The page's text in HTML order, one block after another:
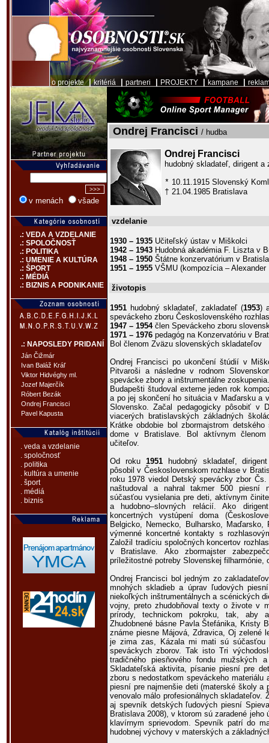
o projekte|kritériá partneri PROJEKTY kampane
v menách všade
.: VEDA A VZDELANIE
.: SPOLOČNOSŤ
.: POLITIKA
.: UMENIE A KULTÚRA
.: ŠPORT
.: MÉDIÁ
.: BIZNIS A PODNIKANIE
.: NAPOSLEDY PRIDANÍ
Ján Čižmár
Ivan Baláž Kráľ
Viktor Hidvéghy ml.
Jozef Majerčík
Róbert Bezák
Ondrej Francisci
Pavel Kapusta
. veda a vzdelanie
. spoločnosť
. politika
. kultúra a umenie
. šport
. médiá
. biznis
Ondrej Francisci / hudba
Ondrej Francisci
hudobný skladateľ, dirigent a
* 10.11.1915 Slovenský
† 21.04.1985 Bratislava
vzdelanie
1930 – 1935 Učiteľský ústav v Miškolci
1942 – 1943 Hudobná akadémia F. Liszta v
1948 – 1950 Štátne konzervatórium v
1951 – 1955 VŠMU (kompozícia – Alexander
životopis
1951 hudobný skladateľ, zakladateľ (1953)
speváckeho zboru Československého
1947 – 1954člen Speváckeho zboru
1971 – 1976 pedagóg na Konzervatóriu v
Bol členom Zväzu slovenských skladateľov
Ondrej Francisci po ukončení štúdií v
Pitvaroši a následne v rodnom
spevácke zbory a inštrumentálne
Budapešti študoval externe jeden rok
a po jej skončení ho situácia v Maďarsku a
Slovensko. Začal pedagogicky pôsobiť v
viacerých bratislavských základných
Krátke obdobie bol zbormajstrom
dome v Bratislave. Bol aktívnym členom
učiteľov.
Od roku 1951hudobný skladateľ,
pôsobil v Československom rozhlase v
roku 1978 viedol Detský spevácky zbor
naštudoval a nahral takmer 500 piesní
súčasťou vysielania pre deti, aktívnym
a hudobno–slovných relácií. Ako
koncertných vystúpení doma
Belgicko, Nemecko, Bulharsko,
výmenné koncertné kontakty s
Založil tradíciu spoločných koncertov
v Bratislave. Ako zbormajster
príležitostné potreby Slovenskej filharmónie,
Ondrej Francisci bol jedným zo
mnohých skladieb a úprav ľudových
niekoľkých inštrumentálnych a scénických
vojny, preto zhudobňoval texty o živote v
prírody, technickom pokroku, tak, aby
Zhudobnené básne Pavla Štefánika, Kristy
známe piesne Májová, Zdravica, Oj zelené
je zima zas, Kázala mi mati sú súčasťou
speváckych zborov. Tak isto Tri
tradičného piesňového fondu mužských
Skladateľská aktivita, písanie piesní pre
zboru s nedostatkom speváckeho materiálu
piesní pre najmenšie deti (materské školy a
venovalo málo profesionálnych skladateľov.
aj spevník detských ľudových piesní
Bratislava 2008), v ktorom sú zaradené
klavírnym sprievodom. Spevník patrí do
hudobnej výchovy v materských a